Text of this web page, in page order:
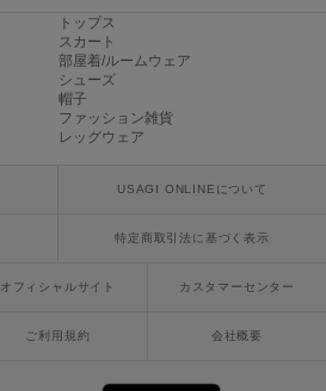
トップス
スカート
部屋着/ルームウェア
シューズ
帽子
ファッション雑貨
レッグウェア
USAGI ONLINEについて
特定商取引法に基づく表示
オフィシャルサイト カスタマーセンター
ご利用規約 会社概要